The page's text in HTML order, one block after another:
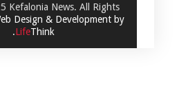
Kefalonia News. All Rights
Design & Development by
.LifeThink